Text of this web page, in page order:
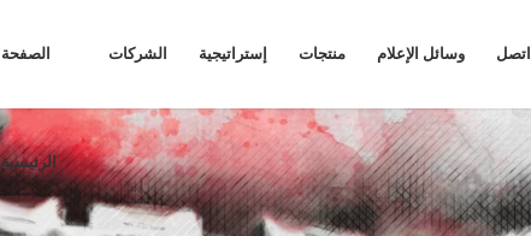
الصفحة
الرئيسية
الشركات إستراتيجية منتجات وسائل الإعلام اتصل